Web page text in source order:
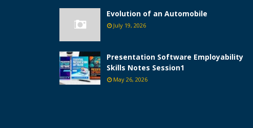
Evolution of an Automobile
July 19, 2026
Presentation Software Employability
Skills Notes Session1
May 26, 2026